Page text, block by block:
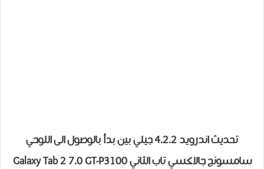
تحديث اندرويد 4.2.2 جيلي بين بدأ بالوصول الى اللوحي
سامسونج جالاكسي تاب الثاني Galaxy Tab 2 7.0 GT-P3100